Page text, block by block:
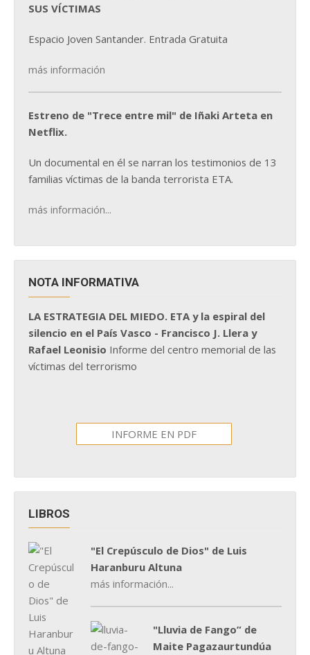
SUS VÍCTIMAS
Espacio Joven Santander. Entrada Gratuita
más información
Estreno de "Trece entre mil" de Iñaki Arteta en
Netflix.
Un documental en él se narran los testimonios de 13
familias víctimas de la banda terrorista ETA.
más información...
NOTA INFORMATIVA
LA ESTRATEGIA DEL MIEDO. ETA y la espiral del
silencio en el País Vasco - Francisco J. Llera y
Rafael Leonisio Informe del centro memorial de las
víctimas del terrorismo
INFORME EN PDF
LIBROS
"El Crepúsculo de Dios" de Luis
Haranburu Altuna
más información...
"Lluvia de Fango” de
Maite Pagazaurtundúa